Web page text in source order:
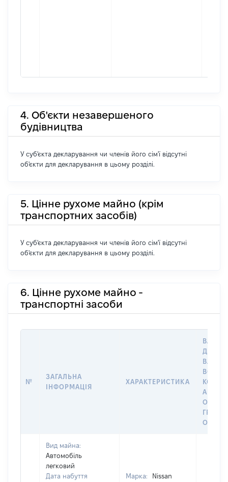
4. Об'єкти незавершеного
будівництва
У суб'єкта декларування чи членів його сім'ї відсутні
об'єкти для декларування в цьому розділі.
5. Цінне рухоме майно (крім
транспортних засобів)
У суб'єкта декларування чи членів його сім'ї відсутні
об'єкти для декларування в цьому розділі.
6. Цінне рухоме майно -
транспортні засоби
№
ЗАГАЛЬНА
ІНФОРМАЦІЯ
ХАРАКТЕРИСТИКА
ДАТУ
АБО
Вид майна:
Автомобіль
легковий
Дата набуття
Марка:
Nissan